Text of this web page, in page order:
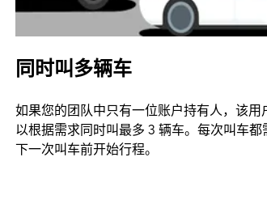
同时叫多辆车
如果您的团队中只有一位账户持有人，该用
以根据需求同时叫最多 3 辆车。每次叫车都
下一次叫车前开始行程。